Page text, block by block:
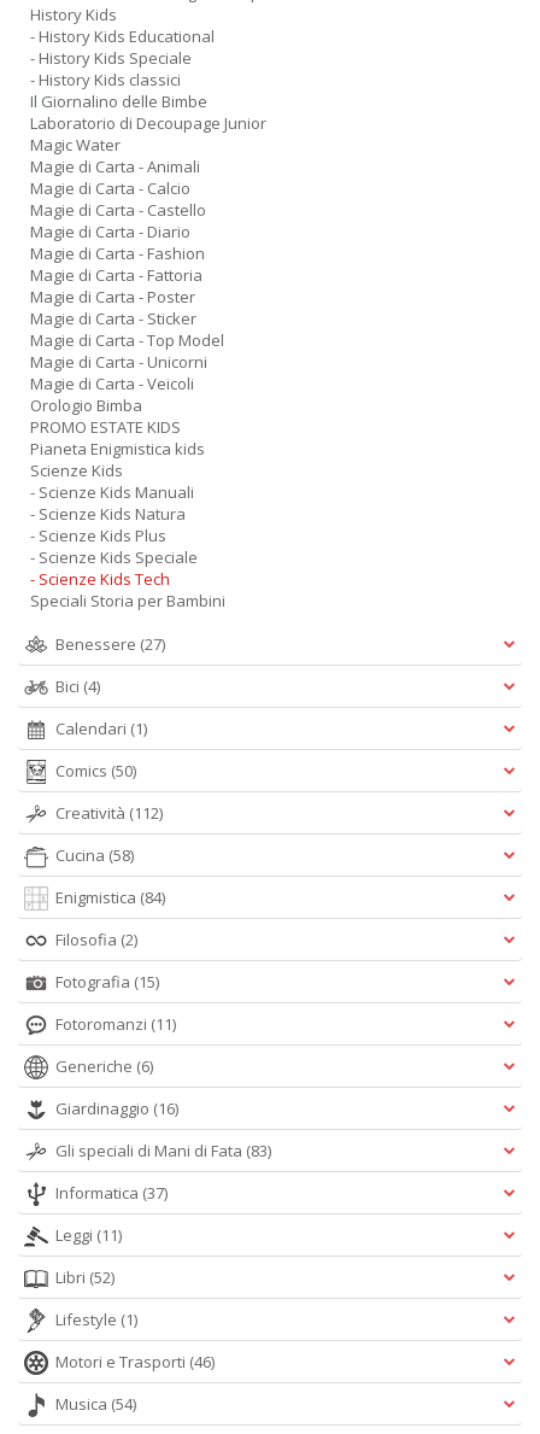
History Kids
- History Kids Educational
- History Kids Speciale
- History Kids classici
Il Giornalino delle Bimbe
Laboratorio di Decoupage Junior
Magic Water
Magie di Carta - Animali
Magie di Carta - Calcio
Magie di Carta - Castello
Magie di Carta - Diario
Magie di Carta - Fashion
Magie di Carta - Fattoria
Magie di Carta - Poster
Magie di Carta - Sticker
Magie di Carta - Top Model
Magie di Carta - Unicorni
Magie di Carta - Veicoli
Orologio Bimba
PROMO ESTATE KIDS
Pianeta Enigmistica kids
Scienze Kids
- Scienze Kids Manuali
- Scienze Kids Natura
- Scienze Kids Plus
- Scienze Kids Speciale
- Scienze Kids Tech
Speciali Storia per Bambini
Benessere (27)
Bici (4)
Calendari (1)
Comics (50)
Creatività (112)
Cucina (58)
Enigmistica (84)
Filosofia (2)
Fotografia (15)
Fotoromanzi (11)
Generiche (6)
Giardinaggio (16)
Gli speciali di Mani di Fata (83)
Informatica (37)
Leggi (11)
Libri (52)
Lifestyle (1)
Motori e Trasporti (46)
Musica (54)